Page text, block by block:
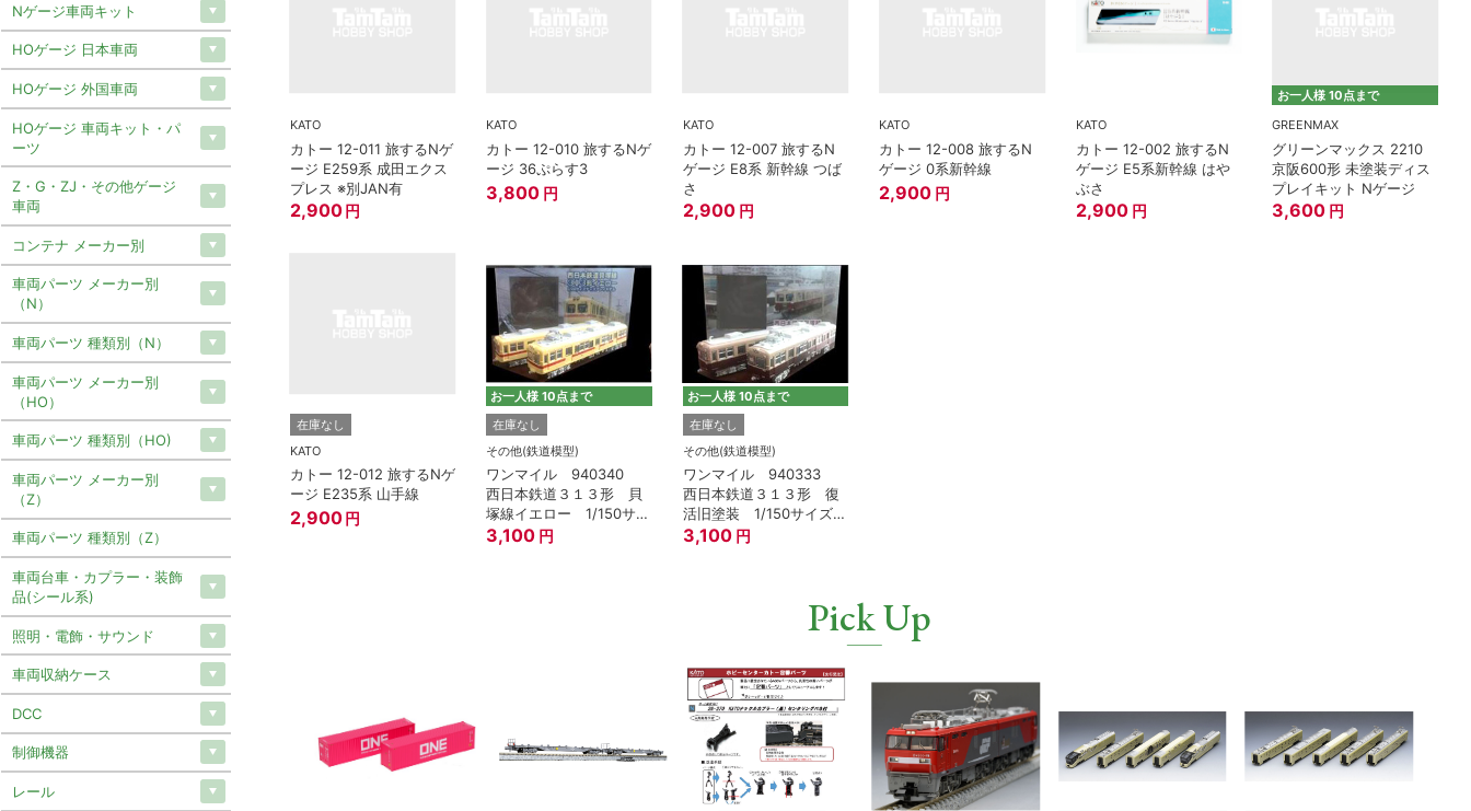
KATO
カトー 12-011 旅するNゲ
ージ E259系 成田エクス
プレス ※別JAN有
2,900 円
KATO
カトー 12-010 旅するNゲ
ージ 36ぷらす3
3,800 円
KATO
カトー 12-007 旅するN
ゲージ E8系 新幹線 つば
さ
2,900 円
KATO
カトー 12-008 旅するN
ゲージ 0系新幹線
2,900 円
KATO
カトー 12-002 旅するN
ゲージ E5系新幹線 はや
ぶさ
2,900 円
お一人様 10点まで
GREENMAX
グリーンマックス 2210
京阪600形 未塗装ディス
プレイキット Nゲージ
3,600 円
在庫なし
KATO
カトー 12-012 旅するNゲ
ージ E235系 山手線
2,900 円
お一人様 10点まで
在庫なし
その他(鉄道模型)
ワンマイル 940340
西日本鉄道３１３形 貝
塚線イエロー 1/150サイ
ズ ディスプレイモデ
3,100 円
お一人様 10点まで
在庫なし
その他(鉄道模型)
ワンマイル 940333
西日本鉄道３１３形 復
活旧塗装 1/150サイズ
ディスプレイモデル ２
3,100 円
Pick Up
Nゲージ車両キット
HOゲージ 日本車両
HOゲージ 外国車両
HOゲージ 車両キット・パ
ーツ
Z・G・ZJ・その他ゲージ
車両
コンテナ メーカー別
車両パーツ メーカー別
（N）
車両パーツ 種類別（N）
車両パーツ メーカー別
（HO）
車両パーツ 種類別（HO)
車両パーツ メーカー別
（Z）
車両パーツ 種類別（Z）
車両台車・カプラー・装飾
品(シール系)
照明・電飾・サウンド
車両収納ケース
DCC
制御機器
レール